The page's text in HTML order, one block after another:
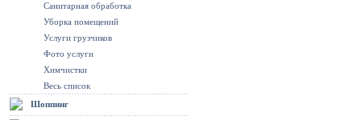
Санитарная обработка
Уборка помещений
Услуги грузчиков
Фото услуги
Химчистки
Весь список
Шоппинг